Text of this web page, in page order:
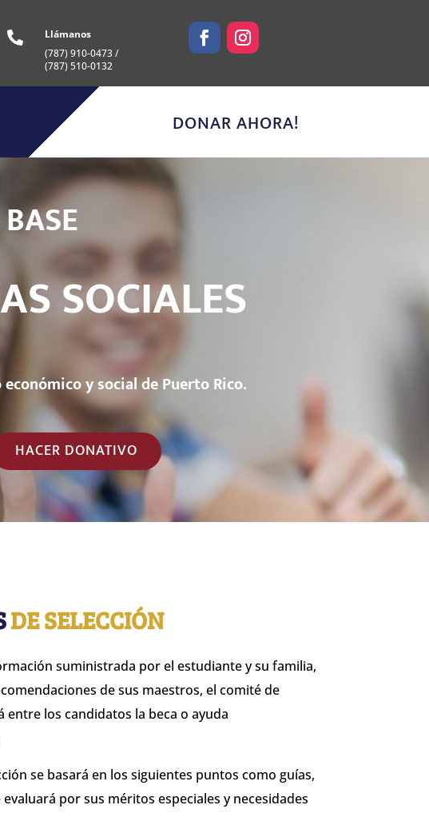

Llámanos
(787)910-0473 /
(787) 510-0132
DONAR AHORA!
BASE
ASSOCIALES
económicoysocialdePuertoRico.
HACER DONATIVO
DE SELECCIÓN
suministrada por el estudiante y su familia,
de sus maestros, el comité de
entre los candidatos la beca o ayuda
se basará en los siguientes puntos como guías,
evaluará por sus méritos especiales y necesidades